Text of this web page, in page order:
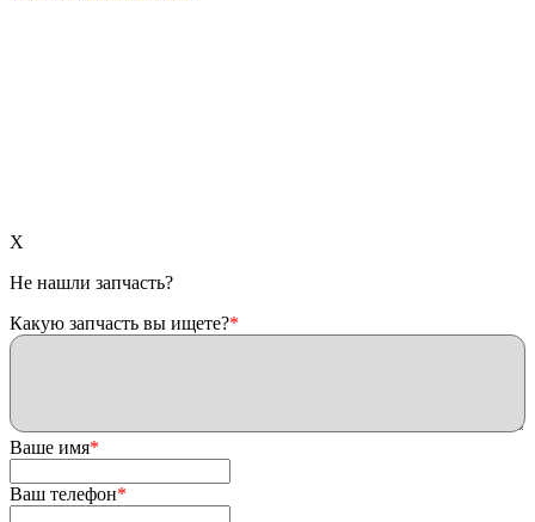
X
Не нашли запчасть?
Какую запчасть вы ищете?*
Ваше имя*
Ваш телефон*